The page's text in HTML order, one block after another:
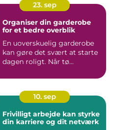
23. sep
Organiser din garderobe
for et bedre overblik
En uoverskuelig garderobe
kan gøre det svært at starte
dagen roligt. Når tø...
10. sep
Frivilligt arbejde kan styrke
din karriere og dit netværk